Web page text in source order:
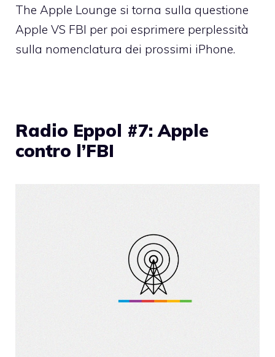
The Apple Lounge si torna sulla questione
Apple VS FBI per poi esprimere perplessità
sulla nomenclatura dei prossimi iPhone.
Radio Eppol #7: Apple
contro l’FBI